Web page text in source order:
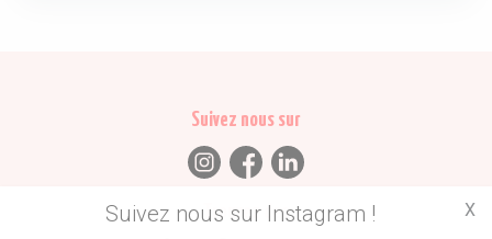
Suivez nous sur Instagram ! X
Suivez nous sur
Trouvez des